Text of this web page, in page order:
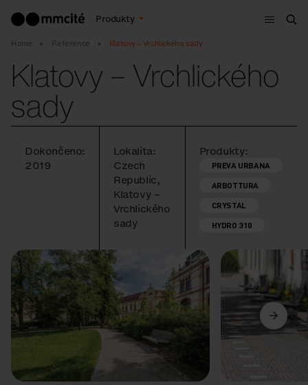
Produkty
Menu
Home Reference Klatovy – Vrchlického sady
Klatovy – Vrchlického
sady
Dokončeno:
2019
Lokalita:
Czech
Republic,
Klatovy –
Vrchlického
sady
Produkty:
PREVA URBANA
ARBOTTURA
CRYSTAL
HYDRO 310
Předchozí